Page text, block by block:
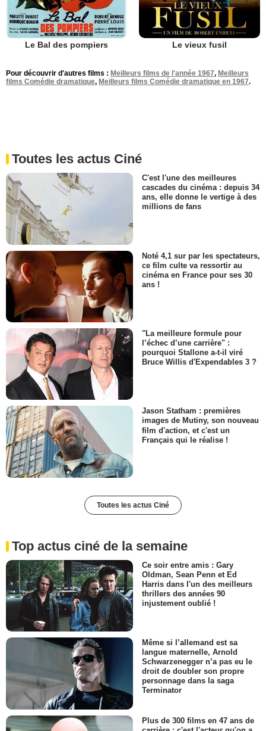
Le Bal des pompiers Le vieux fusil
Pour découvrir d'autres films : Meilleurs films de l'année 1967, Meilleurs
films Comédie dramatique, Meilleurs films Comédie dramatique en 1967.
Toutes les actus Ciné
C'est l'une des meilleures
cascades du cinéma : depuis 34
ans, elle donne le vertige à des
millions de fans
Noté 4,1 sur par les spectateurs,
ce film culte va ressortir au
cinéma en France pour ses 30
ans !
"La meilleure formule pour
l’échec d’une carrière" :
pourquoi Stallone a-t-il viré
Bruce Willis d'Expendables 3 ?
Jason Statham : premières
images de Mutiny, son nouveau
film d'action, et c'est un
Français qui le réalise !
Toutes les actus Ciné
Top actus ciné de la semaine
Ce soir entre amis : Gary
Oldman, Sean Penn et Ed
Harris dans l'un des meilleurs
thrillers des années 90
injustement oublié !
Même si l’allemand est sa
langue maternelle, Arnold
Schwarzenegger n’a pas eu le
droit de doubler son propre
personnage dans la saga
Terminator
Plus de 300 films en 47 ans de